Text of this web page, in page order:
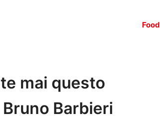
Food
mai questo
Barbieri